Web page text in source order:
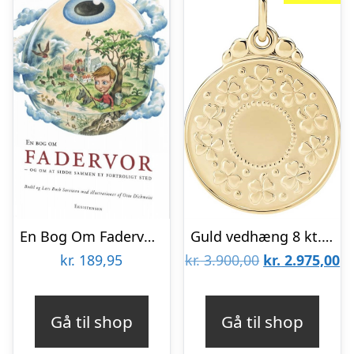
En Bog Om Fadervor – Lars Busk Sørensen – Bog
kr. 189,95
Gå til shop
Guld vedhæng 8 kt. med blomsterranke og Fadervor
kr.3.900,00 Den
kr. 2.975,00
Gå til shop